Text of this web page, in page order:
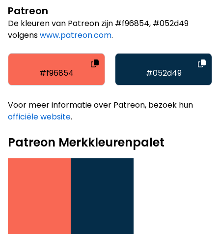
Patreon
De kleuren van Patreon zijn #f96854, #052d49
volgenswww.patreon.com.
#f96854 #052d49
Voor meer informatie over Patreon, bezoek hun
officiële website.
Patreon Merkkleurenpalet